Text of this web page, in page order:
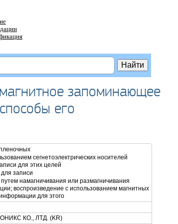
запоминающее
его
сегнетоэлектрических носителей
для этих целей
записи
намагничивания или размагничивания
воспроизведение с использованием магнитных
для этого
КО., ЛТД. (KR)